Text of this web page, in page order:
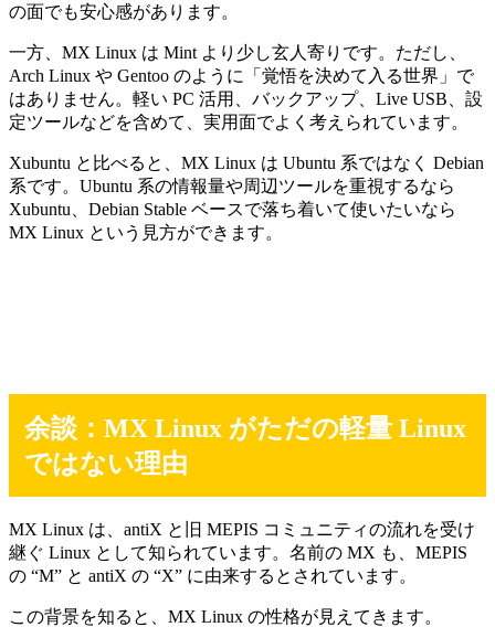
の面でも安心感があります。
一方、MX Linux は Mint より少し玄人寄りです。ただし、
Arch Linux や Gentoo のように「覚悟を決めて入る世界」で
はありません。軽い PC 活用、バックアップ、Live USB、設
定ツールなどを含めて、実用面でよく考えられています。
Xubuntu と比べると、MX Linux は Ubuntu 系ではなく Debian
系です。Ubuntu 系の情報量や周辺ツールを重視するなら
Xubuntu、Debian Stable ベースで落ち着いて使いたいなら
MX Linux という見方ができます。
余談：MX Linux がただの軽量 Linux
ではない理由
MX Linux は、antiX と旧 MEPIS コミュニティの流れを受け
継ぐ Linux として知られています。名前の MX も、MEPIS
の “M” と antiX の “X” に由来するとされています。
この背景を知ると、MX Linux の性格が見えてきます。